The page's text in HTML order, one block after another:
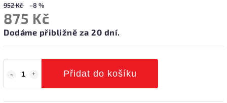
952 Kč –8 %
875 Kč
Dodáme přibližně za 20 dní.
Přidat do košíku